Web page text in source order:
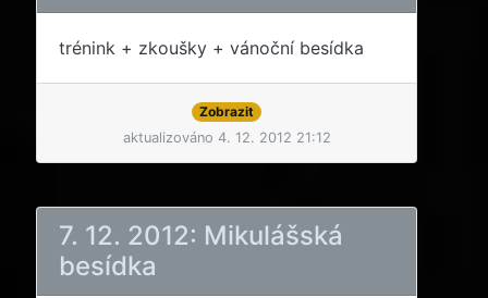
trénink + zkoušky + vánoční besídka
Zobrazit
aktualizováno 4. 12. 2012 21:12
7. 12. 2012: Mikulášská
besídka